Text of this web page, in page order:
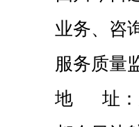
业务、咨
服务质量
地 址：